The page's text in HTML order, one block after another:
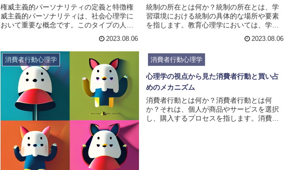
権威主義的パーソナリティの定義と特徴権
威主義的パーソナリティは、社会心理学に
おいて重要な概念です。このタイプの人々
は、特定の権威や規則に従うことを好み、
他者の意見や自由を制限する傾向がありま
す。彼らは自己不安や不確実性に対する恐
れを抱いており、権威的な人物や体制に頼
ることで安心感を得ようとします。権威主
義的パーソナリティの特徴の一つは、他者
を従わせることで自己の地位や権力を確立
しようとする傾向です。彼らは自分自身を
上位の立場に置き、他者を支配することで
自己の価値を高めようとし...
2023.08.06
統制の所在とは何か？統制の所在とは、学
習環境における統制の具体的な場所や要素
を指します。教育心理学においては、学習
者が学習を行う際にどのような要素が彼ら
の学習成果に影響を与えるかを研究する分
野です。統制の所在は、学習者の学習成果
に大きな影響を与えるため、教育者や教育
す。統制の所在を適切に設計することで、
学習者のモチベーションや学習効果を向上
させることができます。例えば、学習者が
自分の進捗状況を把握しやすいように進行
状況を可視化することや、学...
2023.08.06
消費者行動心理学 消費者行動心理学
心理学の視点から見た消費者行動と買い占
めのメカニズム
消費者行動とは何か？消費者行動とは何
か？それは、個人が商品やサービスを選択
し、購入するプロセスを指します。消費者